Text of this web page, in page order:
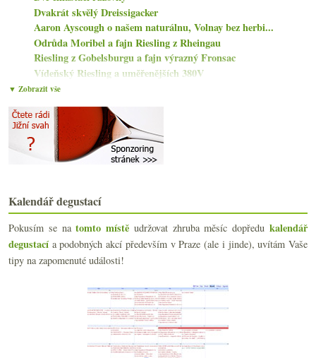
Dvakrát skvělý Dreissigacker
Aaron Ayscough o našem naturálnu, Volnay bez herbi...
Odrůda Moribel a fajn Riesling z Rheingau
Riesling z Gobelsburgu a fajn výrazný Fronsac
Vídeňský Riesling a uměřenějších 380V
Fajn maďarský Cabernet a k naštvání Vavřinec
Nejen červené Carnuntum s Weingut Glatzer
A když nemáte Chardonnay, dejte tam rebarboru
Navždy poslední ročník Château Pontac Lynch
Z deníčku nad Château Le Puy 2009
4 Kilos aneb co vše může znamenat 97 bodů
►února(13)
►ledna(19)
► (239)
► (239)
▼ Zobrazit vše
Kalendář degustací
Pokusím se natomto místě udržovat zhruba měsíc dopředukalendář
degustacía podobných akcí především v Praze (ale i jinde), uvítám Vaše
tipy na zapomenuté události!